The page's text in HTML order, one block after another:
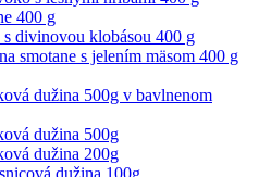
400 g
s divinovou klobásou 400 g
smotane s jelením mäsom 400 g
dužina 500g v bavlnenom
dužina 500g
dužina 200g
dužina 100g